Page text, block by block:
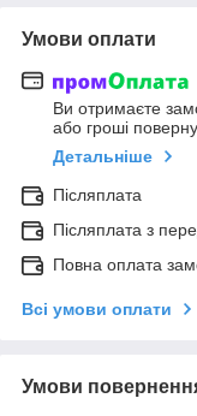
Умови оплати
Ви отримаєте
або гроші
Детальніше
Післяплата
Післяплата з
Повна оплата
Всі умови оплати
Умови